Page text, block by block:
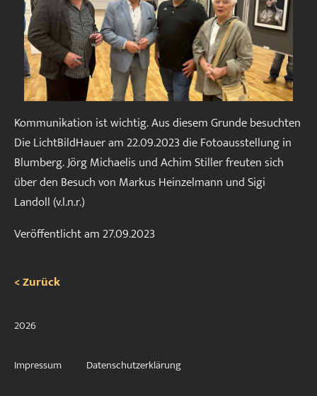
Kommunikation ist wichtig. Aus diesem Grunde besuchten
Die LichtBildHauer am 22.09.2023 die Fotoausstellung in
Blumberg. Jörg Michaelis und Achim Stiller freuten sich
über den Besuch von Markus Heinzelmann und Sigi
Landoll (v.l.n.r.)
Veröffentlicht am27.09.2023
< Zurück
2026
Impressum Datenschutzerklärung